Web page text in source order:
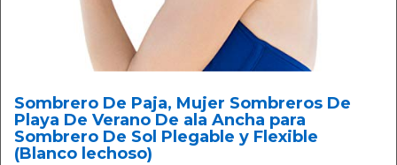
Sombrero De Paja, Mujer Sombreros De
Playa De Verano De ala Ancha para
Sombrero De Sol Plegable y Flexible
(Blanco lechoso)